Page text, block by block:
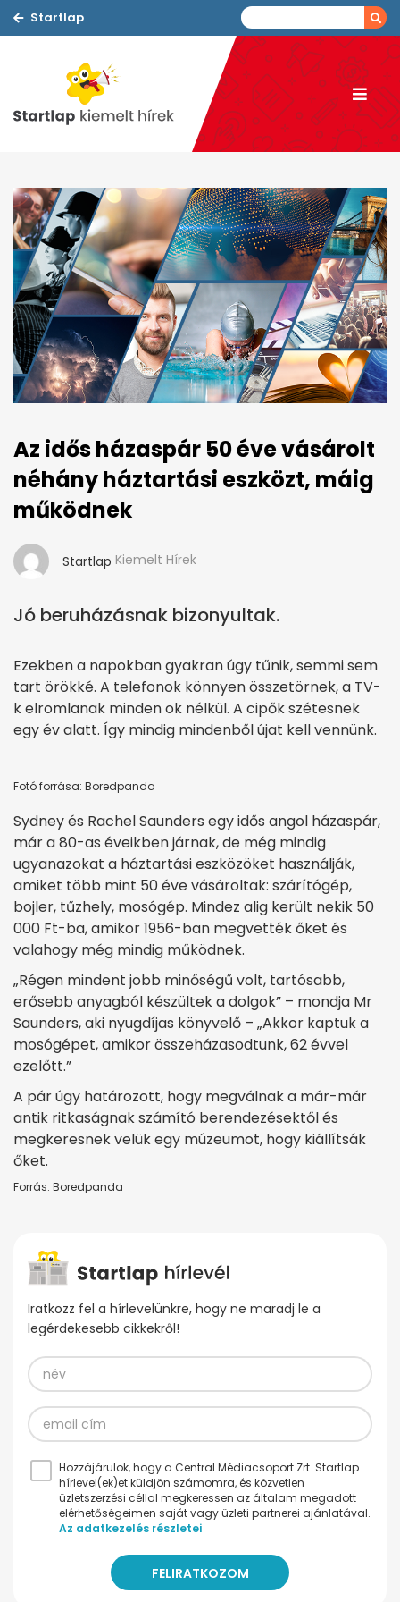
Startlap
Az idős házaspár 50 éve vásárolt
néhány háztartási eszközt, máig
működnek
Startlap Kiemelt Hírek
Jó beruházásnak bizonyultak.
Ezekben a napokban gyakran úgy tűnik, semmi sem
tart örökké. A telefonok könnyen összetörnek, a TV-
k elromlanak minden ok nélkül. A cipők szétesnek
egy év alatt. Így mindig mindenből újat kell vennünk.
Fotó forrása: Boredpanda
Sydney és Rachel Saunders egy idős angol házaspár,
már a 80-as éveikben járnak, de még mindig
ugyanazokat a háztartási eszközöket használják,
amiket több mint 50 éve vásároltak: szárítógép,
bojler, tűzhely, mosógép. Mindez alig került nekik 50
000 Ft-ba, amikor 1956-ban megvették őket és
valahogy még mindig működnek.
„Régen mindent jobb minőségű volt, tartósabb,
erősebb anyagból készültek a dolgok” – mondja Mr
Saunders, aki nyugdíjas könyvelő – „Akkor kaptuk a
mosógépet, amikor összeházasodtunk, 62 évvel
ezelőtt.”
A pár úgy határozott, hogy megválnak a már-már
antik ritkaságnak számító berendezésektől és
megkeresnek velük egy múzeumot, hogy kiállítsák
őket.
Forrás: Boredpanda
Iratkozz fel a hírlevelünkre, hogy ne maradj le a
legérdekesebb cikkekről!
Hozzájárulok, hogy a Central Médiacsoport Zrt. Startlap
hírlevel(ek)et küldjön számomra, és közvetlen
üzletszerzési céllal megkeressen az általam megadott
elérhetőségeimen saját vagy üzleti partnerei ajánlatával.
Az adatkezelés részletei